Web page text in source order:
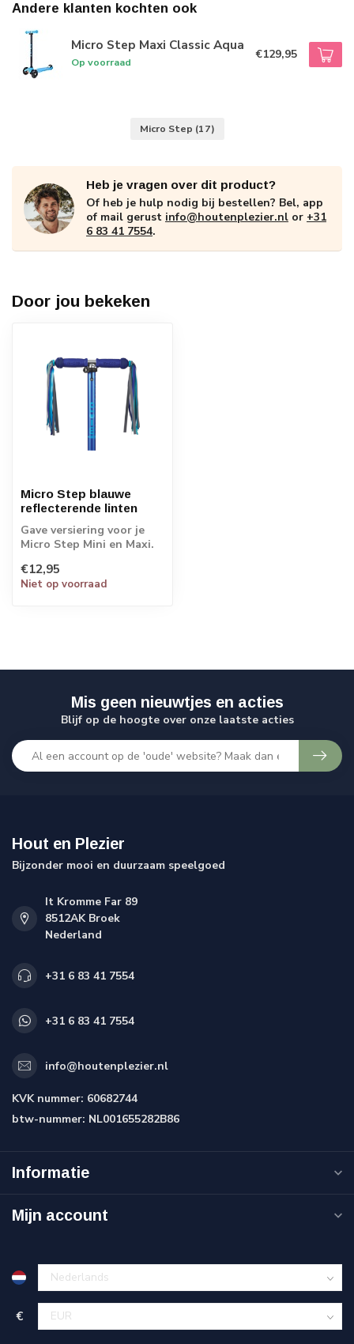
Andere klanten kochten ook
Micro Step Maxi Classic Aqua
Op voorraad
€129,95
Micro Step (17)
Heb je vragen over dit product?
Of heb je hulp nodig bij bestellen? Bel, app
of mail gerust info@houtenplezier.nl or +31
6 83 41 7554.
Door jou bekeken
Micro Step blauwe
reflecterende linten
Gave versiering voor je
Micro Step Mini en Maxi.
geïnspireer...
€12,95
Niet op voorraad
Mis geen nieuwtjes en acties
Blijf op de hoogte over onze laatste acties
Hout en Plezier
Bijzonder mooi en duurzaam speelgoed
It Kromme Far 89
8512AK Broek
Nederland
+31 6 83 41 7554
+31 6 83 41 7554
info@houtenplezier.nl
KVK nummer: 60682744
btw-nummer: NL001655282B86
Informatie
Mijn account
€